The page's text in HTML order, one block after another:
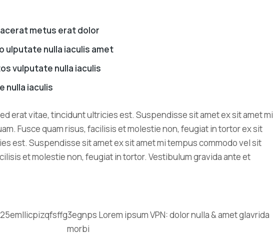
metus erat dolor
ulputate nulla iaculis amet
vulputate nulla iaculis
nulla iaculis
erat vitae, tincidunt ultricies est. Suspendisse sit amet ex sit amet mi
Fusce quam risus, facilisis et molestie non, feugiat in tortor ex sit
est. Suspendisse sit amet ex sit amet mi tempus commodo vel sit
et molestie non, feugiat in tortor. Vestibulum gravida ante et